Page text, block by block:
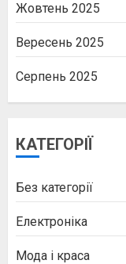
Жовтень 2025
Вересень 2025
Серпень 2025
КАТЕГОРІЇ
Без категорії
Електроніка
Мода і краса